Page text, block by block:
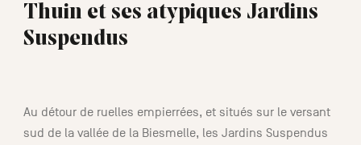
Thuin et ses atypiques Jardins
Suspendus
Au détour de ruelles empierrées, et situés sur le versant
sud de la vallée de la Biesmelle, les Jardins Suspendus